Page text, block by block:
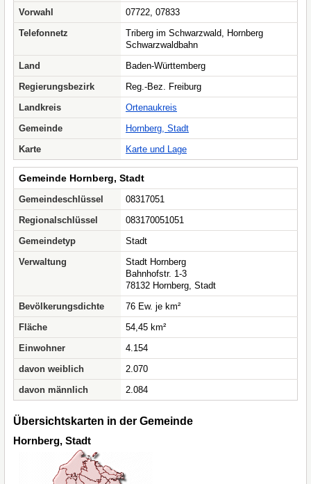
Vorwahl
07722, 07833
Telefonnetz
Triberg im Schwarzwald, Hornberg
Schwarzwaldbahn
Land
Baden-Württemberg
Regierungsbezirk
Reg.-Bez. Freiburg
Landkreis
Ortenaukreis
Gemeinde
Hornberg, Stadt
Karte
Karte und Lage
Gemeinde Hornberg, Stadt
Gemeindeschlüssel
08317051
Regionalschlüssel
083170051051
Gemeindetyp
Stadt
Verwaltung
Stadt Hornberg
Bahnhofstr. 1-3
78132 Hornberg, Stadt
Bevölkerungsdichte
76 Ew. je km²
Fläche
54,45 km²
Einwohner
4.154
davon weiblich
2.070
davon männlich
2.084
Übersichtskarten in der Gemeinde
Hornberg, Stadt